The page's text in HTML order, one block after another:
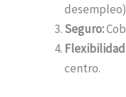
Seguro:
centro.